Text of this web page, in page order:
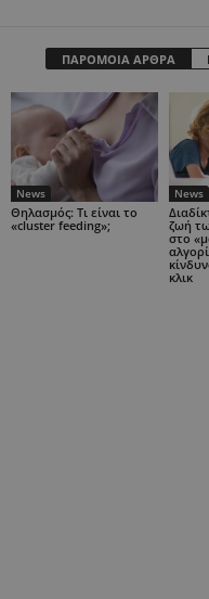
ΠΑΡΟΜΟΙΑ ΑΡΘΡΑ
News
Θηλασμός: Τι είναι το
«cluster feeding»;
News
ζωή
στο
κλικ